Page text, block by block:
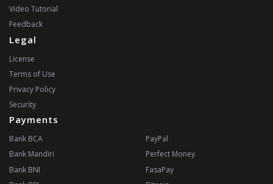
Video Tutorial
Feedback
Legal
License
Terms of Use
Privacy Policy
Security
Payments
Bank BCA
Bank Mandiri
Bank BNI
PayPal
Perfect Money
FasaPay